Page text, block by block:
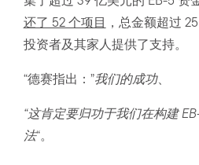
还了 52 个项目
，总金额超过
投资者及其家人提供了支持。
“德赛指出：”我们的成功、
“这肯定要归功于我们在构建
法“。